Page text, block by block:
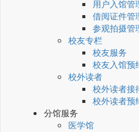
用户入馆管
借阅证件管
参观拍摄管
校友专栏
校友服务
校友入馆预
校外读者
校外读者接
校外读者预
分馆服务
医学馆